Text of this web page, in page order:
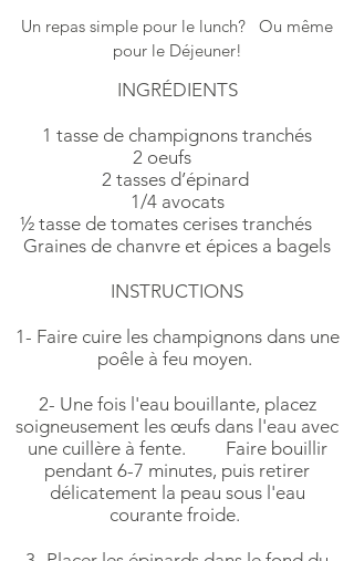
Un repas simple pour le lunch? Ou même
pour le Déjeuner!
INGRÉDIENTS
1 tasse de champignons tranchés
2 oeufs
2 tasses d’épinard
1/4 avocats
½ tasse de tomates cerises tranchés
Graines de chanvre et épices a bagels
INSTRUCTIONS​
1- Faire cuire les champignons dans une
poêle à feu moyen.
2- Une fois l'eau bouillante, placez
soigneusement les œufs dans l'eau avec
une cuillère à fente. Faire bouillir
pendant 6-7 minutes, puis retirer
délicatement la peau sous l'eau
courante froide.